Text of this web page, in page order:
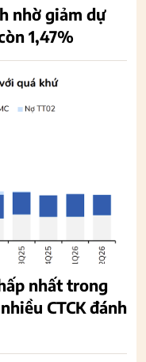
nhờ giảm dự
1,47%
nhất trong
CTCK đánh